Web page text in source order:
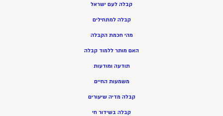
קבלה לעם ישראל
קבלה למתחילים
מהי חכמת הקבלה
האם מותר ללמוד קבלה
תודעה ומודעות
משמעות החיים
קבלה מדיה שיעורים
קבלה בשידור חי